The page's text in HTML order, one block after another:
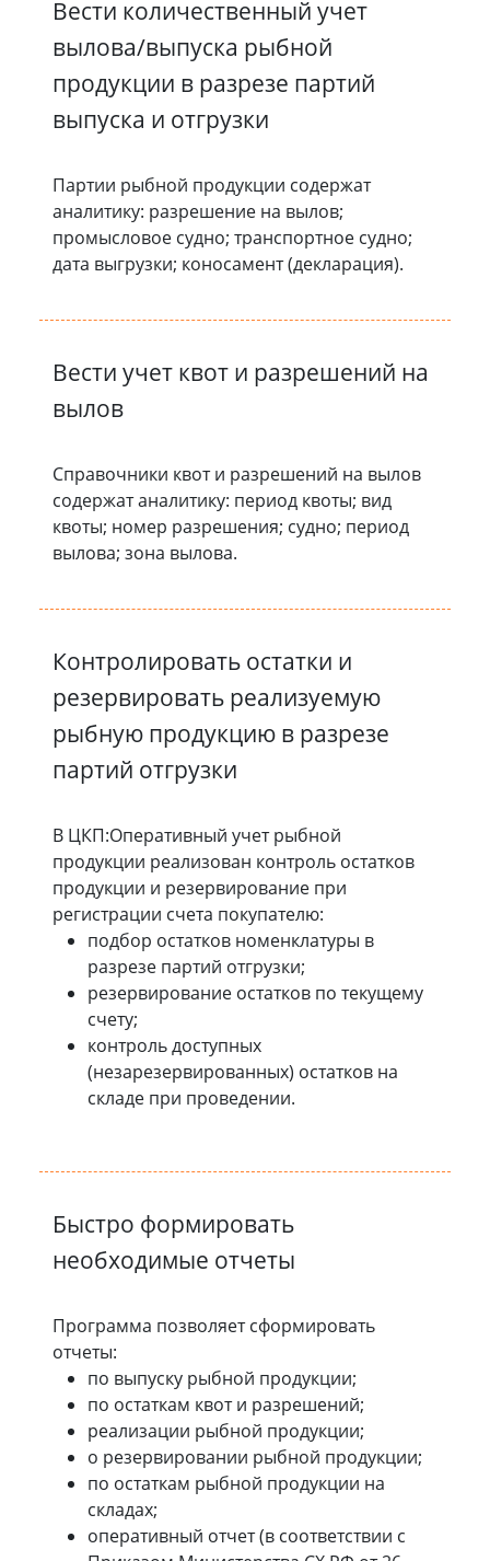
Вести количественный учет
вылова/выпуска рыбной
продукции в разрезе партий
выпуска и отгрузки
Партии рыбной продукции содержат
аналитику: разрешение на вылов;
промысловое судно; транспортное судно;
дата выгрузки; коносамент (декларация).
Вести учет квот и разрешений на
вылов
Справочники квот и разрешений на вылов
содержат аналитику: период квоты; вид
квоты; номер разрешения; судно; период
вылова; зона вылова.
Контролировать остатки и
резервировать реализуемую
рыбную продукцию в разрезе
партий отгрузки
В ЦКП:Оперативный учет рыбной
продукции реализован контроль остатков
продукции и резервирование при
регистрации счета покупателю:
подбор остатков номенклатуры в
разрезе партий отгрузки;
резервирование остатков по текущему
счету;
контроль доступных
(незарезервированных) остатков на
складе при проведении.
Быстро формировать
необходимые отчеты
Программа позволяет сформировать
отчеты:
по выпуску рыбной продукции;
по остаткам квот и разрешений;
реализации рыбной продукции;
о резервировании рыбной продукции;
по остаткам рыбной продукции на
складах;
оперативный отчет (в соответствии с